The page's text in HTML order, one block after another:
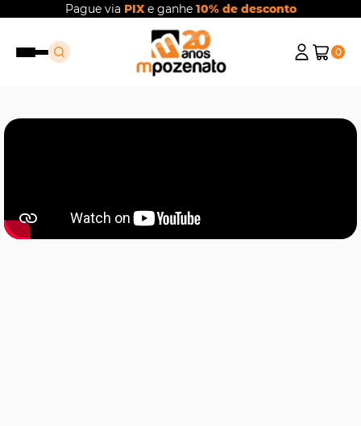
Pague via PIXe ganhe 10% de desconto
0